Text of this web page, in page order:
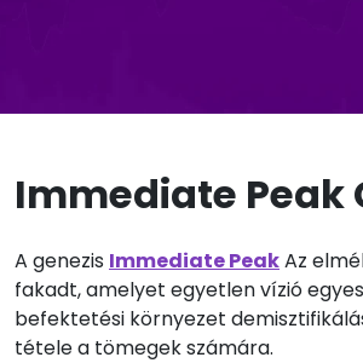
Immediate Peak
A genezis Immediate PeakAz
fakadt, amelyet egyetlen vízió
befektetési környezet
tétele a tömegek számára.